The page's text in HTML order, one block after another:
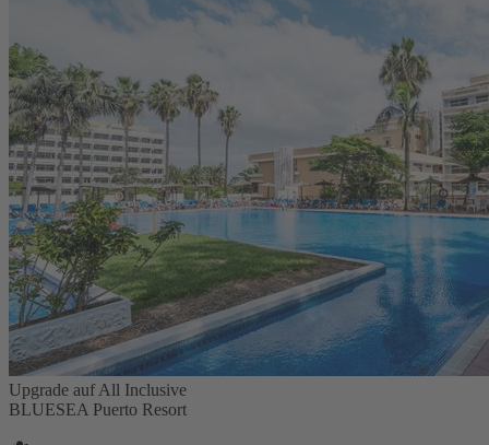
Upgrade auf All Inclusive
BLUESEA Puerto Resort